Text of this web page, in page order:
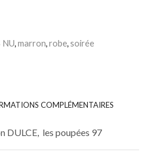
NU,marron,robe,soirée
COMPLÉMENTAIRES
DULCE, les poupées 97